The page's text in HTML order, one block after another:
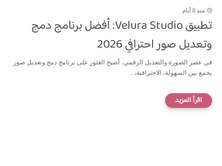
منذ 8 أيام
تطبيق Velura Studio: أفضل برنامج دمج
وتعديل صور احترافي 2026
في عصر الصورة والتعديل الرقمي، أصبح العثور على برنامج دمج وتعديل صور
يجمع بين السهولة، الاحترافية،...